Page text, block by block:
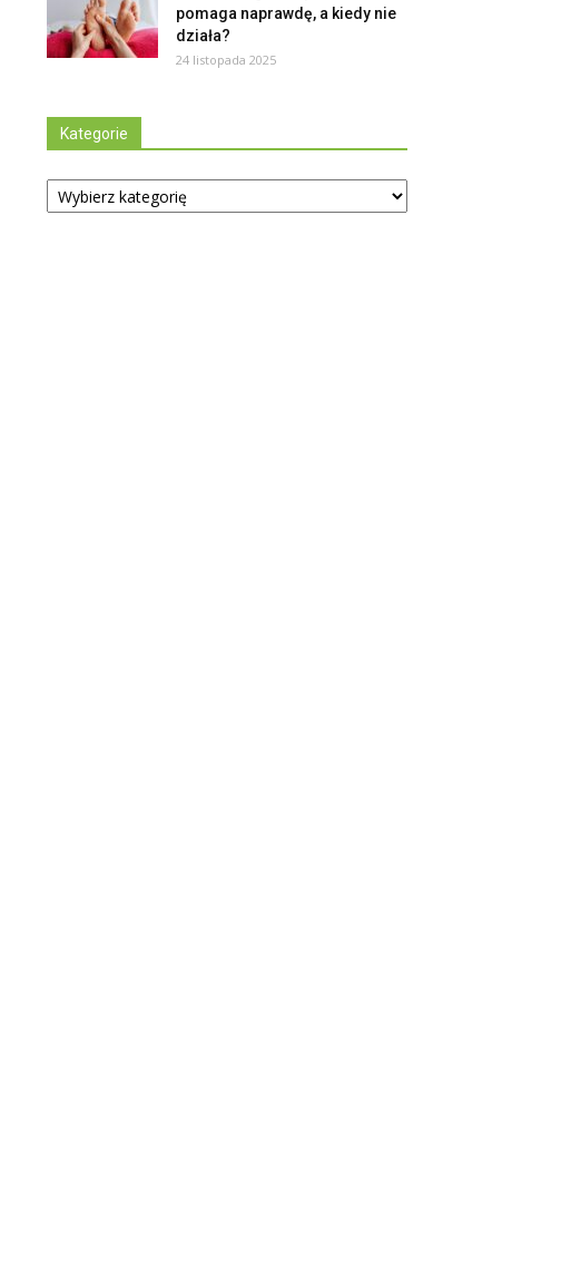
pomaga naprawdę, a kiedy nie
działa?
24 listopada 2025
Kategorie
Kategorie